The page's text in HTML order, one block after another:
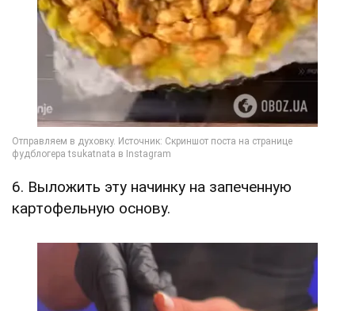
6. Выложить эту начинку на запеченную
картофельную основу.